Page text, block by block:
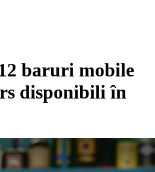
baruri mobile
disponibili în